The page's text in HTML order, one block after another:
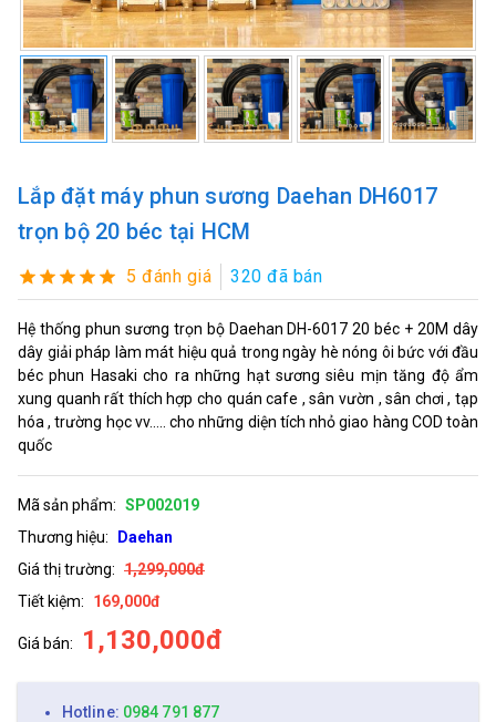
Lắp đặt máy phun sương Daehan DH6017
trọn bộ 20 béc tại HCM
5 đánh giá 320 đã bán
Hệ thống phun sương trọn bộ Daehan DH-6017 20 béc + 20M dây
dây giải pháp làm mát hiệu quả trong ngày hè nóng ôi bức với đầu
béc phun Hasaki cho ra những hạt sương siêu mịn tăng độ ẩm
xung quanh rất thích hợp cho quán cafe , sân vườn , sân chơi , tạp
hóa , trường học vv..... cho những diện tích nhỏ giao hàng COD toàn
quốc
Mã sản phẩm: SP002019
Thương hiệu:
Daehan
Giá thị trường: 1,299,000đ
Tiết kiệm:
169,000đ
Giá bán: 1,130,000đ
Hotline: 0984 791 877